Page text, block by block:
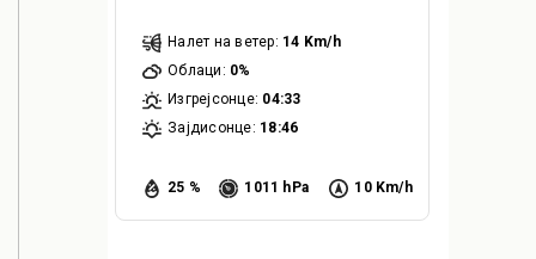
25 % 1011 hPa 10 Km/h
Налет на ветер: 14 Km/h
Облаци: 0%
Изгрејсонце: 04:33
Зајдисонце: 18:46